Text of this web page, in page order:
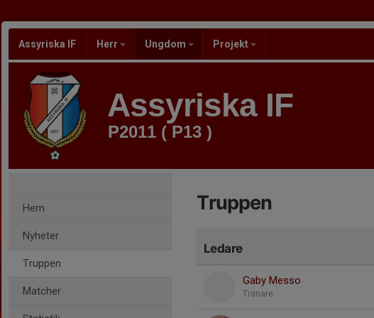
Assyriska IF Herr Ungdom Projekt
Assyriska IF
P2011 ( P13 )
Hem
Nyheter
Truppen
Matcher
Truppen
Ledare
Gaby Messo
Tränare